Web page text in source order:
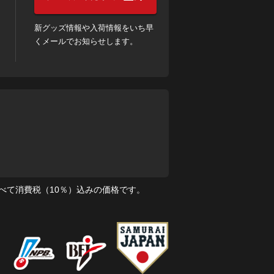
新グッズ情報や入荷情報をいち早
くメールでお知らせします。
消費税（10％）込みの価格です。